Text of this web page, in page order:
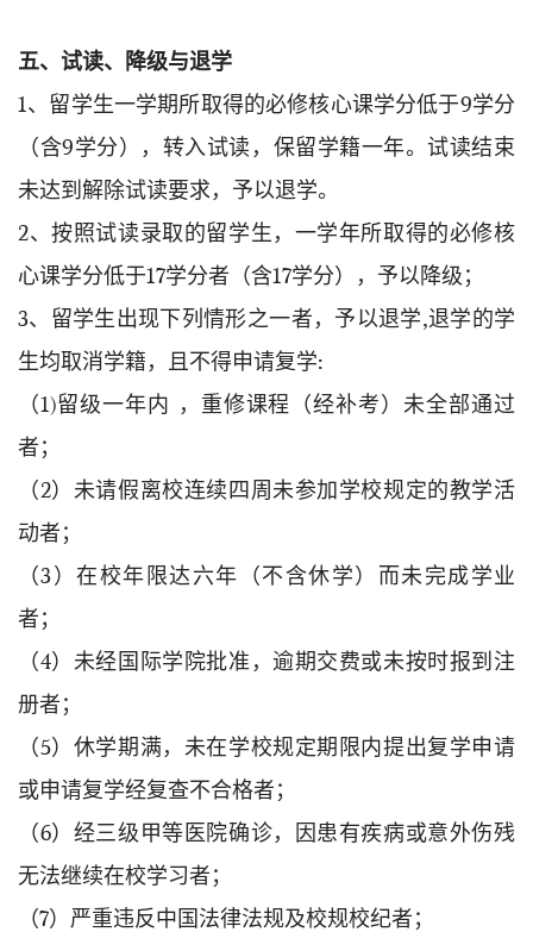
五、试读、降级与退学
1、留学生一学期所取得的必修核心课学分低于9学分
（含9学分），转入试读，保留学籍一年。试读结束
未达到解除试读要求，予以退学。
2、按照试读录取的留学生，一学年所取得的必修核
心课学分低于17学分者（含17学分），予以降级；
3、留学生出现下列情形之一者，予以退学,退学的学
生均取消学籍，且不得申请复学:
（1)留级一年内 ，重修课程（经补考）未全部通过
者；
（2）未请假离校连续四周未参加学校规定的教学活
动者；
（3）在校年限达六年（不含休学）而未完成学业
者；
（4）未经国际学院批准，逾期交费或未按时报到注
册者；
（5）休学期满，未在学校规定期限内提出复学申请
或申请复学经复查不合格者；
（6）经三级甲等医院确诊，因患有疾病或意外伤残
无法继续在校学习者；
（7）严重违反中国法律法规及校规校纪者；